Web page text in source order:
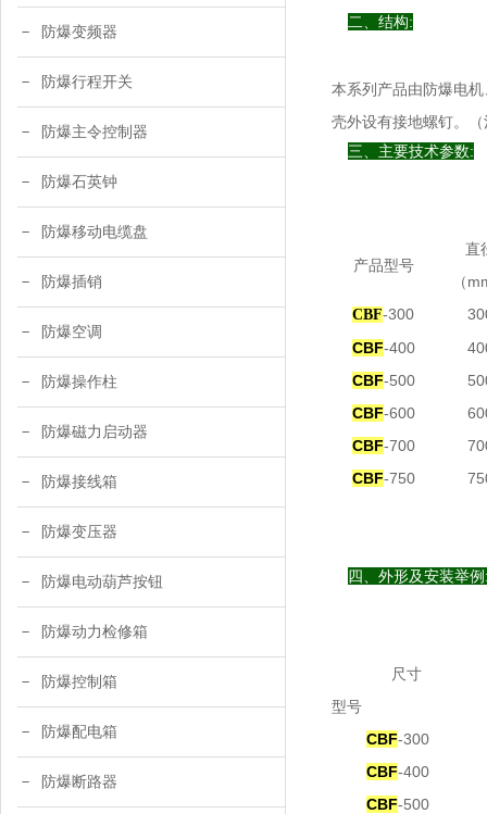
防爆变频器
防爆行程开关
防爆主令控制器
防爆石英钟
防爆移动电缆盘
防爆插销
防爆空调
防爆操作柱
防爆磁力启动器
防爆接线箱
防爆变压器
防爆电动葫芦按钮
防爆动力检修箱
防爆控制箱
防爆配电箱
防爆断路器
二
、结构:
本系列产品由防爆电
壳外设有接地螺钉。
三 、主要技术参数:
产品型号
直
（
CBF-300
CBF-400
CBF-500
CBF-600
CBF-700
CBF-750
四 、外形及安装举
尺寸
型号
CBF-300
CBF-400
CBF-500